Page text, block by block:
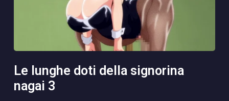
le lunghe doti della signorina
nagai 3